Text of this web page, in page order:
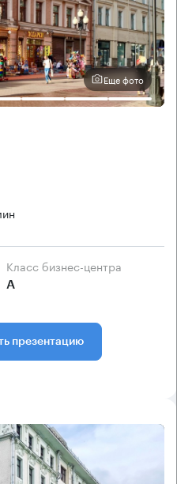
Еще фото
Класс бизнес-центра
А
презентацию